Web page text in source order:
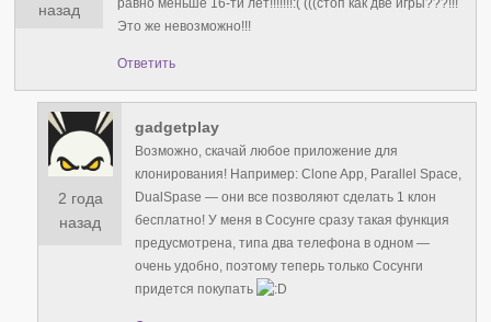
назад
равно меньше 16-ти лет!!!!!!!:( (((стоп как две игры???!!!
Это же невозможно!!!
Ответить
2 года
назад
gadgetplay
Возможно, скачай любое приложение для
клонирования! Например: Clone App, Parallel Space,
DualSpase — они все позволяют сделать 1 клон
бесплатно! У меня в Сосунге сразу такая функция
предусмотрена, типа два телефона в одном —
очень удобно, поэтому теперь только Сосунги
придется покупать